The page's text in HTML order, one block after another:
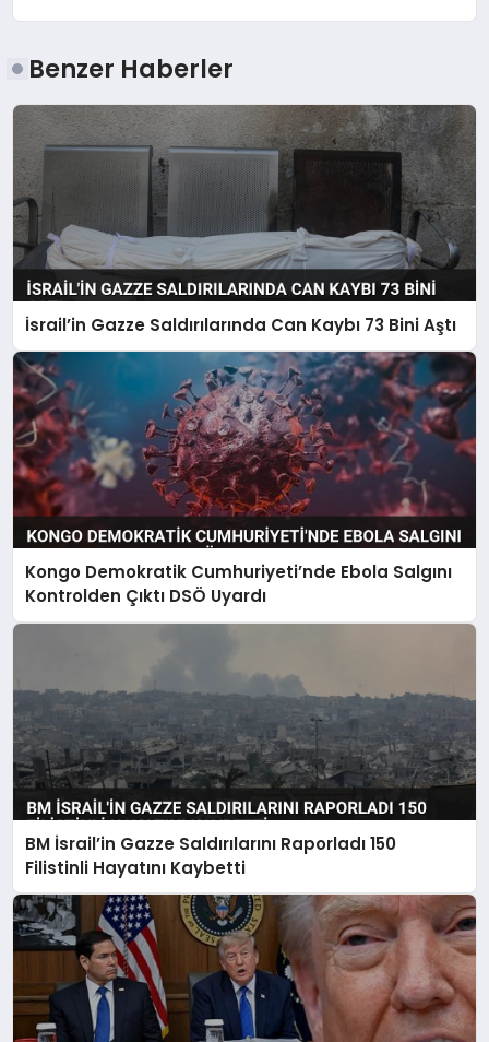
Benzer Haberler
İsrail’in Gazze Saldırılarında Can Kaybı 73 Bini Aştı
Kongo Demokratik Cumhuriyeti’nde Ebola Salgını
Kontrolden Çıktı DSÖ Uyardı
BM İsrail’in Gazze Saldırılarını Raporladı 150
Filistinli Hayatını Kaybetti